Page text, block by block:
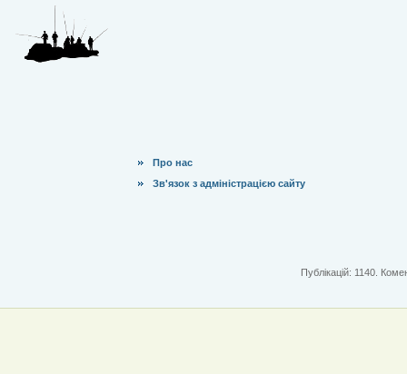
Про нас
Зв'язок з адміністрацією сайту
Публікацій: 1140.